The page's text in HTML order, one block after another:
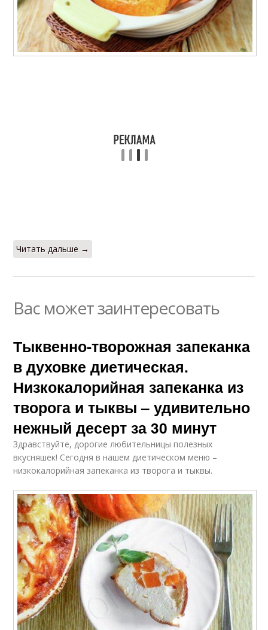
Читать дальше →
Вас может заинтересовать
Тыквенно-творожная запеканка
в духовке диетическая.
Низкокалорийная запеканка из
творога и тыквы – удивительно
нежный десерт за 30 минут
Здравствуйте, дорогие любительницы полезных
вкусняшек! Сегодня в нашем диетическом меню –
низкокалорийная запеканка из творога и тыквы.